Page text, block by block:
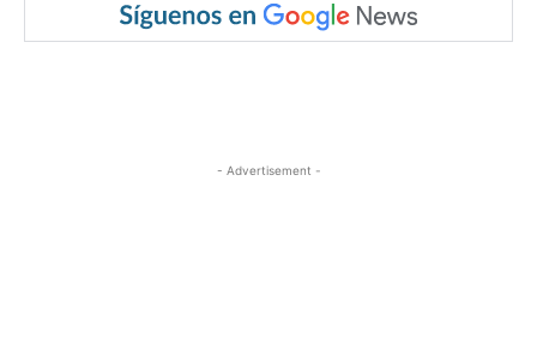
- Advertisement -